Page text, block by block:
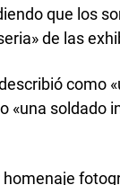
que los
de las
como
«una